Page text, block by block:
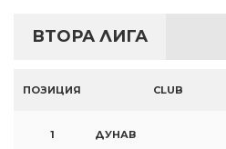
ВТОРА ЛИГА
ПОЗИЦИЯ CLUB
1 ДУНАВ